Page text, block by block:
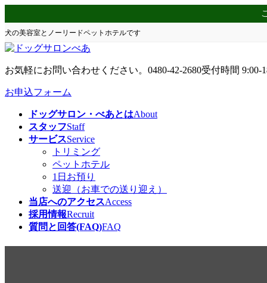
ン
テ
ン
へ
キ
ビ
ゲ
ー
ョ
に
犬の美容室とノーリードペットホテルです
お気軽にお問い合わせください。 0480-42-2680受付時間 9:00-
お申込フォーム
ドッグサロン・べあとはAbout
スタッフStaff
サービスService
トリミング
ペットホテル
1日お預り
送迎（お車での送り迎え）
当店へのアクセスAccess
採用情報Recruit
質問と回答(FAQ)FAQ